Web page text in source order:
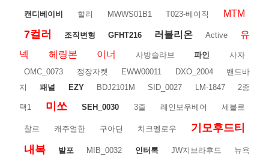
캔디베이비 할리 MWWS01B1 T023-베이직 MTM
7컬러 조직변형 GFHT216 러블리온 Active
유
넥
헤링본 이너 사방슬라브 파인
사자
OMC_0073
정장자켓 EWW00011 DXO_2004
밴드바
지
패널 EZY BDJ2101M SID_0027 LM-1847 2종
택1 미쏘 SEH_0030 3줄 레인보우베어 세블로
찰르 캐주얼한 구아딘 치크멜로우
기모후드티
내복
발포 MIB_0032 인터록 JW지브라후드 뉴욕